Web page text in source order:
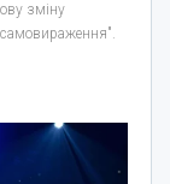
зміну
самовираження".